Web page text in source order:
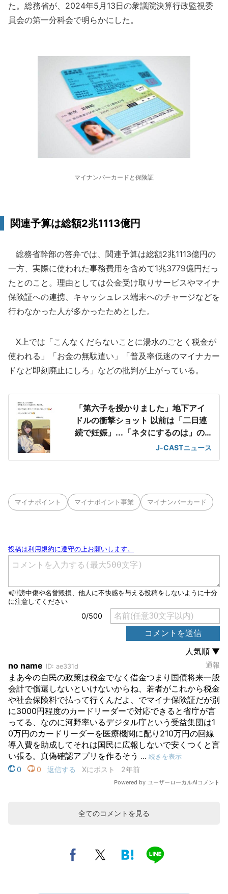
た。総務省が、2024年5月13日の衆議院決算行政監視委
員会の第一分科会で明らかにした。
マイナンバーカードと保険証
関連予算は総額2兆1113億円
総務省幹部の答弁では、関連予算は総額2兆1113億円の
一方、実際に使われた事務費用を含めて1兆3779億円だっ
たとのこと。理由としては公金受け取りサービスやマイナ
保険証への連携、キャッシュレス端末へのチャージなどを
行わなかった人が多かったためとした。
X上では「こんなくだらないことに湯水のごとく税金が
使われる」「お金の無駄遣い」「普及率低迷のマイナカー
ドなど即刻廃止にしろ」などの批判が上がっている。
「第六子を授かりました」地下アイ
ドルの衝撃ショット 以前は「二日連
続で妊娠」...「ネタにするのは」の
J-CASTニュース
マイナポイント マイナポイント事業 マイナンバーカード
全てのコメントを見る